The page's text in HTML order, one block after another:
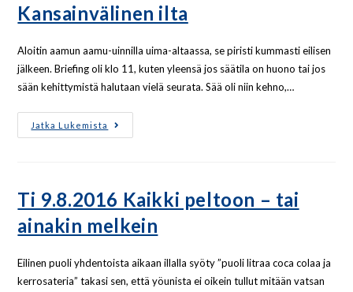
Kansainvälinen ilta
Aloitin aamun aamu-uinnilla uima-altaassa, se piristi kummasti eilisen
jälkeen. Briefing oli klo 11, kuten yleensä jos säätila on huono tai jos
sään kehittymistä halutaan vielä seurata. Sää oli niin kehno,…
Jatka Lukemista
Ti 9.8.2016 Kaikki peltoon – tai
ainakin melkein
Eilinen puoli yhdentoista aikaan illalla syöty ”puoli litraa coca colaa ja
kerrosateria” takasi sen, että yöunista ei oikein tullut mitään vatsan